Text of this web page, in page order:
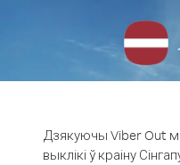
Дзякуючы Viber Out
выклікі ў краіну